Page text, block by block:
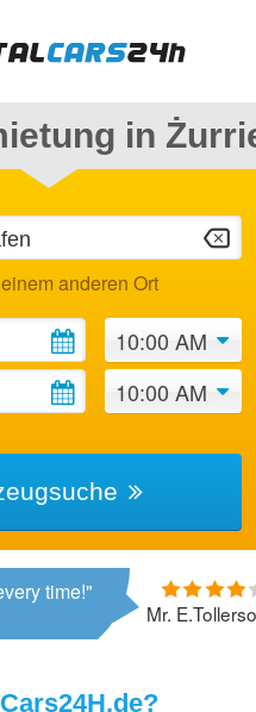
in
anderen Ort
10:00 AM
10:00 AM
time!
Mr.